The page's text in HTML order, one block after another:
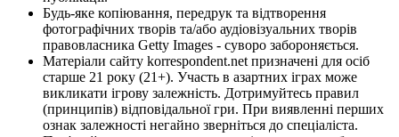
Будь-яке копіювання, передрук та відтворення
фотографічних творів та/або аудіовізуальних творів
правовласника Getty Images - суворо забороняється.
Матеріали сайту korrespondent.net призначені для осіб
старше 21 року (21+). Участь в азартних іграх може
викликати ігрову залежність. Дотримуйтесь правил
(принципів) відповідальної гри. При виявленні перших
ознак залежності негайно зверніться до спеціаліста.